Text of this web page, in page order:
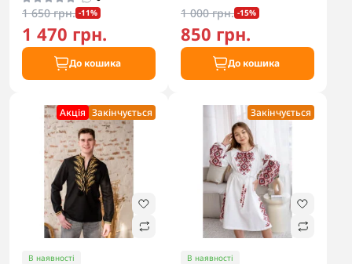
1 650 грн. -11%
1 470 грн.
До кошика
1 000 грн. -15%
850 грн.
До кошика
Акцiя Закінчується
В наявності
Закінчується
В наявності